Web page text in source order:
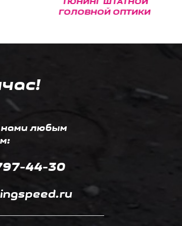
ГОЛОВНОЙ ОПТИКИ
любым
44-30